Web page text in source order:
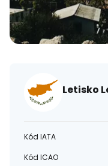
Letisko
Kód IATA
Kód ICAO